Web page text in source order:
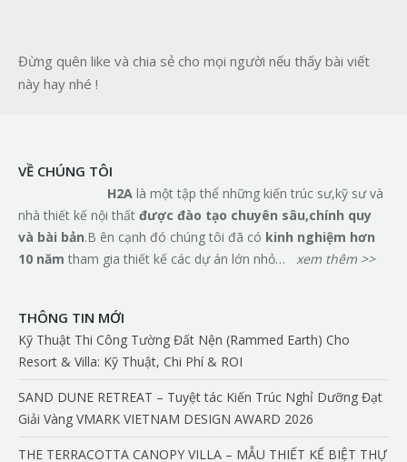
Đừng quên like và chia sẻ cho mọi người nếu thấy bài viết
này hay nhé !
VỀ CHÚNG TÔI
H2A là một tập thể những kiến trúc sư,kỹ sư và
nhà thiết kế nội thất được đào tạo chuyên sâu,chính quy
và bài bản.B ên cạnh đó chúng tôi đã có kinh nghiệm hơn
10 năm tham gia thiết kế các dự án lớn nhỏ… xem thêm >>
THÔNG TIN MỚI
Kỹ Thuật Thi Công Tường Đất Nện (Rammed Earth) Cho
Resort & Villa: Kỹ Thuật, Chi Phí & ROI
SAND DUNE RETREAT – Tuyệt tác Kiến Trúc Nghỉ Dưỡng Đạt
Giải Vàng VMARK VIETNAM DESIGN AWARD 2026
THE TERRACOTTA CANOPY VILLA – MẪU THIẾT KẾ BIỆT THỰ